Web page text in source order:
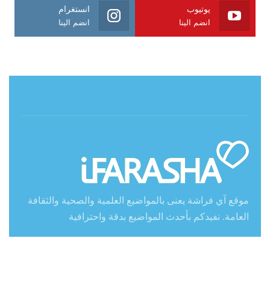
يوتيوب
انضم الينا
انستغرام
انضم الينا
موقع آي فراشة يعنى بالمواضيع العلمية والصحية والثقافة
العامة. نفيدكم بأحدث المواضيع بدقة واحترافية